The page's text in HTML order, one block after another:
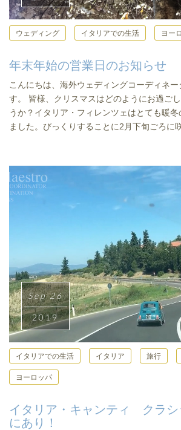
ウェディング イタリアでの生活 ヨー
年末年始の営業日のお知らせ
こんにちは、海外ウェディングコーディネー
す。 皆様、クリスマスはどのようにお過ご
うか？イタリア・フィレンツェはとても暖冬
ました。びっくりすることに2月下旬ごろに
Sep 26
2019
イタリアでの生活 イタリア 旅行
ヨーロッパ
イタリア・キャンティ クラシ
にあり！